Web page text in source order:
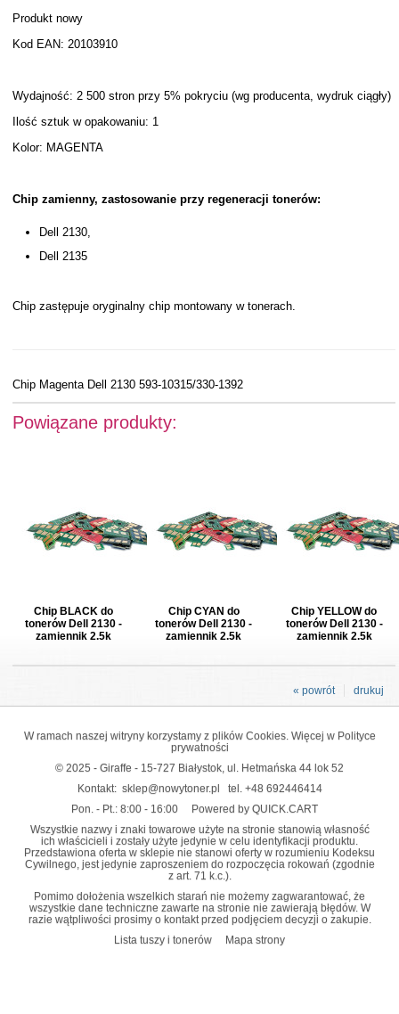
Produkt nowy
Kod EAN: 20103910
Wydajność: 2 500 stron przy 5% pokryciu (wg producenta, wydruk ciągły)
Ilość sztuk w opakowaniu: 1
Kolor: MAGENTA
Chip zamienny, zastosowanie przy regeneracji tonerów:
Dell 2130,
Dell 2135
Chip zastępuje oryginalny chip montowany w tonerach.
Chip Magenta Dell 2130 593-10315/330-1392
Powiązane produkty:
Chip BLACK do
tonerów Dell 2130 -
zamiennik 2.5k
Chip CYAN do
tonerów Dell 2130 -
zamiennik 2.5k
Chip YELLOW do
tonerów Dell 2130 -
zamiennik 2.5k
drukuj
« powrót
W ramach naszej witryny korzystamy z plików Cookies. Więcej w Polityce
prywatności
© 2025 - Giraffe - 15-727 Białystok, ul. Hetmańska 44 lok 52
Kontakt: sklep@nowytoner.pl tel. +48 692446414
Pon. - Pt.: 8:00 - 16:00
Powered by QUICK.CART
Wszystkie nazwy i znaki towarowe użyte na stronie stanowią własność
ich właścicieli i zostały użyte jedynie w celu identyfikacji produktu.
Przedstawiona oferta w sklepie nie stanowi oferty w rozumieniu Kodeksu
Cywilnego, jest jedynie zaproszeniem do rozpoczęcia rokowań (zgodnie
z art. 71 k.c.).
Pomimo dołożenia wszelkich starań nie możemy zagwarantować, że
wszystkie dane techniczne zawarte na stronie nie zawierają błędów. W
razie wątpliwości prosimy o kontakt przed podjęciem decyzji o zakupie.
Lista tuszy i tonerów
Mapa strony